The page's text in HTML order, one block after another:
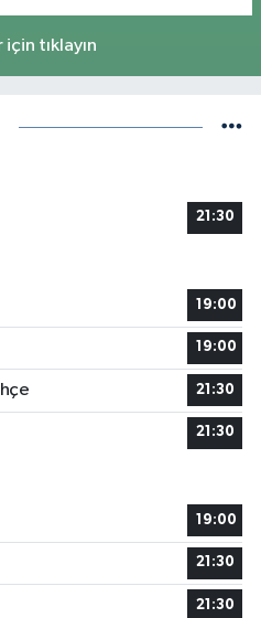
tıklayın
21:30
19:00
19:00
21:30
21:30
19:00
21:30
21:30